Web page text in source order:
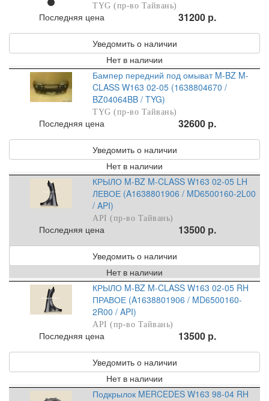
TYG (пр-во Тайвань)
Последняя цена 31200 р.
Уведомить о наличии
Нет в наличии
Бампер передний под омыват M-BZ M-
CLASS W163 02-05 (1638804670 /
BZ04064BB / TYG)
TYG (пр-во Тайвань)
Последняя цена 32600 р.
Уведомить о наличии
Нет в наличии
КРЫЛО M-BZ M-CLASS W163 02-05 LH
ЛЕВОЕ (A1638801906 / MD6500160-2L00
/ API)
API (пр-во Тайвань)
Последняя цена 13500 р.
Уведомить о наличии
Нет в наличии
КРЫЛО M-BZ M-CLASS W163 02-05 RH
ПРАВОЕ (A1638801906 / MD6500160-
2R00 / API)
API (пр-во Тайвань)
Последняя цена 13500 р.
Уведомить о наличии
Нет в наличии
Подкрылок MERCEDES W163 98-04 RH